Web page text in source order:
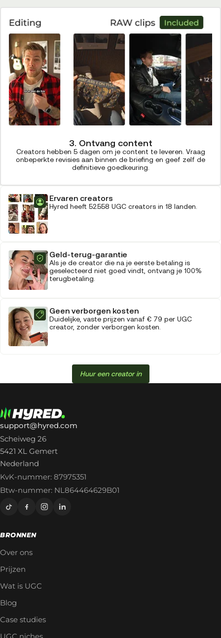
3. Ontvang content
Creators hebben 5 dagen om je content te leveren. Vraag
onbeperkte revisies aan binnen de briefing en geef zelf de
definitieve goedkeuring.
Ervaren creators
Hyred heeft 52.558 UGC creators in 18 landen.
Geld-terug-garantie
Als je de creator die na je eerste betaling is
geselecteerd niet goed vindt, ontvang je 100%
terugbetaling.
Geen verborgen kosten
Duidelijke, vaste prijzen vanaf € 79 per UGC
creator, zonder verborgen kosten.
Huur een creator in
support@hyred.com
Scheiweg 26
5421 XL Gemert
Nederland
KvK-nummer: 87975351
Btw-nummer: NL864464629B01
BRONNEN
Over ons
Prijzen
Wat is UGC
Blog
Case studies